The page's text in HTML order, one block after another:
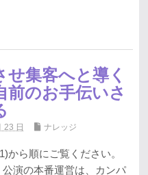
集客へと導く
前のお手伝いさ
23 日 ナレッジ
から順にご覧ください。
演の本番運営は、カンパ